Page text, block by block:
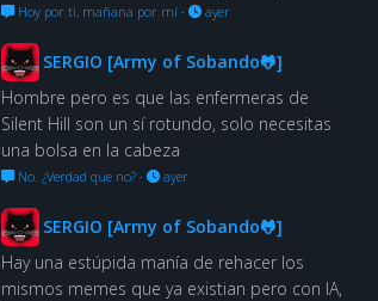
Hoy por ti, mañana por mí · ayer
SERGIO [Army of Sobando🐸]
Hombre pero es que las enfermeras de
Silent Hill son un sí rotundo, solo necesitas
una bolsa en la cabeza
No. ¿Verdad que no? · ayer
SERGIO [Army of Sobando🐸]
Hay una estúpida manía de rehacer los
mismos memes que ya existian pero con IA,